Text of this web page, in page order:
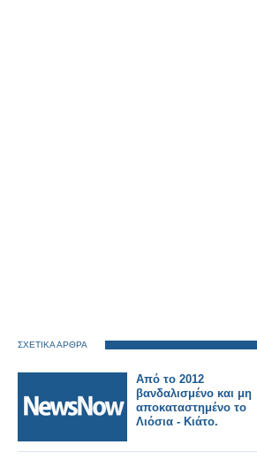
ΣΧΕΤΙΚΑ ΑΡΘΡΑ
Από το 2012
βανδαλισμένο και μη
αποκαταστημένο το
Λιόσια - Κιάτο.